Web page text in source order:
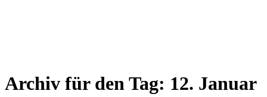
Archiv für den Tag: 12. Januar